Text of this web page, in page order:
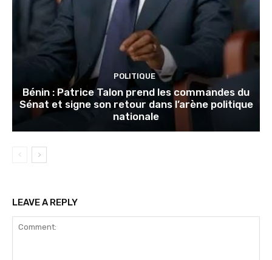
POLITIQUE
Bénin : Patrice Talon prend les commandes du
Sénat et signe son retour dans l’arène politique
nationale
LEAVE A REPLY